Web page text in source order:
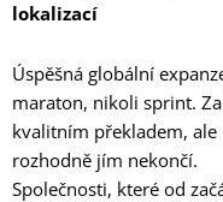
lokalizací
Úspěšná globální
maraton, nikoli sprint.
kvalitním překladem, ale
rozhodně jím nekončí.
Společnosti, které od